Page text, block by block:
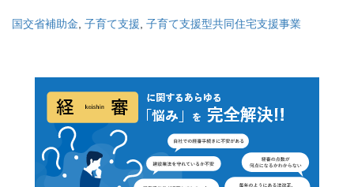
国交省補助金, 子育て支援, 子育て支援型共同住宅支援事業